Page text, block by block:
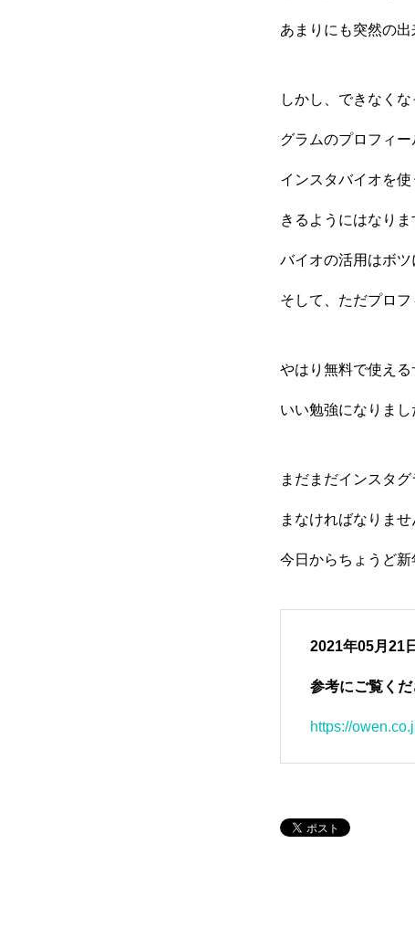
あまりにも突然の出
しかし、できなく
グラムのプロフィ
インスタバイオを
きるようにはなり
バイオの活用はボツ
そして、ただプロフ
やはり無料で使える
いい勉強になりまし
まだまだインスタ
まなければなりませ
今日からちょうど
2021年05月21
参考にご覧くだ
https://